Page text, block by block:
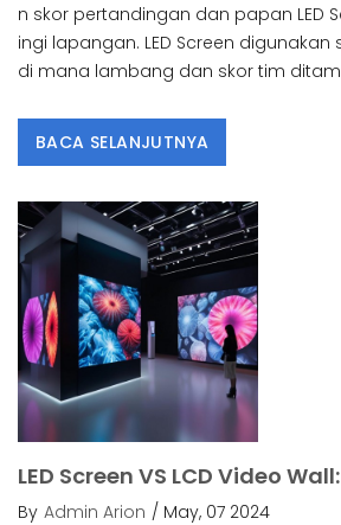
n skor pertandingan dan papan LED
ingi lapangan. LED Screen
di mana lambang dan skor tim
BACA SELANJUTNYA
By Admin Arion / May, 07 2024